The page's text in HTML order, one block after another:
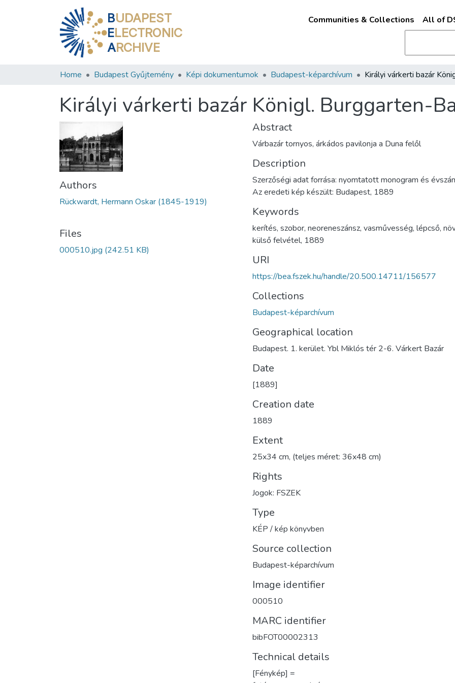
BUDAPEST
ELECTRONIC
ARCHIVE
Communities & Collections All of
Home Budapest Gyűjtemény Képi dokumentumok Budapest-képarchívum
Királyi várkerti bazár Königl. Burggarten-
Authors
Rückwardt, Hermann Oskar (1845-1919)
Files
000510.jpg (242.51 KB)
Abstract
Várbazár tornyos, árkádos pavilonja a Duna felől
Description
Szerzőségi adat forrása: nyomtatott monogram és
Az eredeti kép készült: Budapest, 1889
Keywords
kerítés, szobor, neoreneszánsz, vasművesség, lépcső,
külső felvétel, 1889
URI
https://bea.fszek.hu/handle/20.500.14711/156577
Collections
Budapest-képarchívum
Geographical location
Budapest. 1. kerület. Ybl Miklós tér 2-6. Várkert Bazár
Date
[1889]
Creation date
1889
Extent
25x34 cm, (teljes méret: 36x48 cm)
Rights
Jogok: FSZEK
Type
KÉP / kép könyvben
Source collection
Budapest-képarchívum
Image identifier
000510
MARC identifier
bibFOT00002313
Technical details
[Fénykép] =